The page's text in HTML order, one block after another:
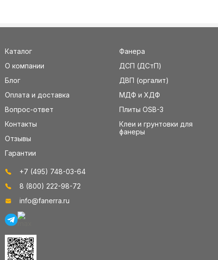
Каталог
О компании
Блог
Оплата и доставка
Вопрос-ответ
Контакты
Отзывы
Гарантии
Фанера
ДСП (ДСтП)
ДВП (оргалит)
МДФ и ХДФ
Плиты OSB-3
Клеи и грунтовки для
фанеры
+7 (495) 748-03-64
8 (800) 222-98-72
info@fanerra.ru